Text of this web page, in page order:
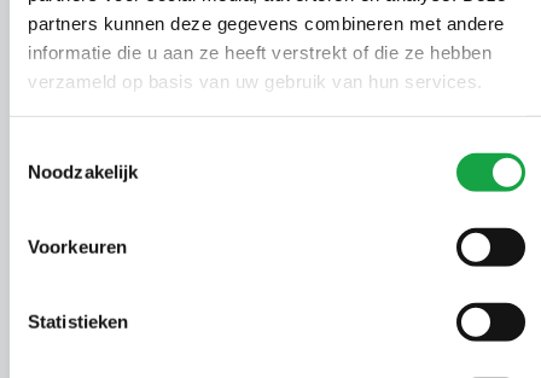
partners kunnen deze gegevens combineren met andere
informatie die u aan ze heeft verstrekt of die ze hebben
verzameld op basis van uw gebruik van hun services.
Noodzakelijk
Voorkeuren
Statistieken